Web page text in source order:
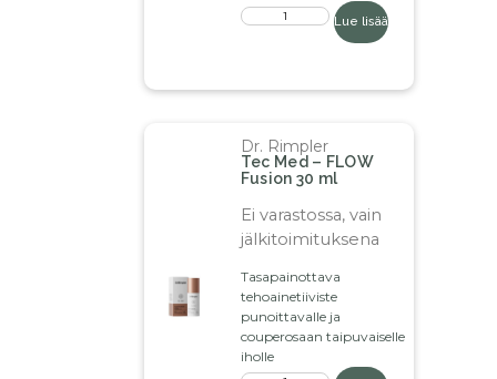
Lue lisää
Dr. Rimpler
Tec Med – FLOW
Fusion 30 ml
Ei varastossa, vain
jälkitoimituksena
Tasapainottava
tehoainetiiviste
punoittavalle ja
couperosaan taipuvaiselle
iholle